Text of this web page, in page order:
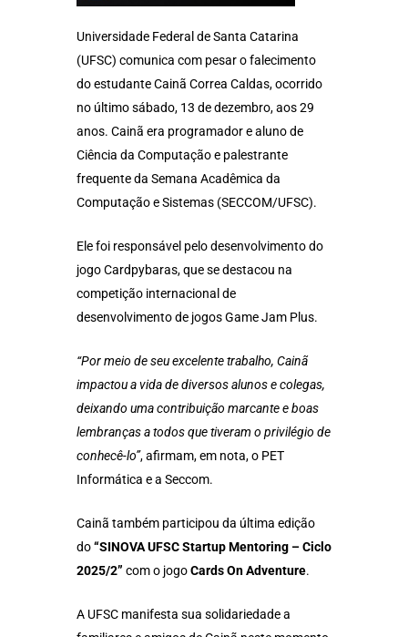
Universidade Federal de Santa Catarina
(UFSC) comunica com pesar o falecimento
do estudante Cainã Correa Caldas, ocorrido
no último sábado, 13 de dezembro, aos 29
anos. Cainã era programador e aluno de
Ciência da Computação e palestrante
frequente da Semana Acadêmica da
Computação e Sistemas (SECCOM/UFSC).
Ele foi responsável pelo desenvolvimento do
jogo Cardpybaras, que se destacou na
competição internacional de
desenvolvimento de jogos Game Jam Plus.
“Por meio de seu excelente trabalho, Cainã
impactou a vida de diversos alunos e colegas,
deixando uma contribuição marcante e boas
lembranças a todos que tiveram o privilégio de
conhecê-lo”, afirmam, em nota, o PET
Informática e a Seccom.
Cainã também participou da última edição
do“SINOVA UFSC Startup Mentoring – Ciclo
2025/2” com o jogoCards On Adventure.
A UFSC manifesta sua solidariedade a